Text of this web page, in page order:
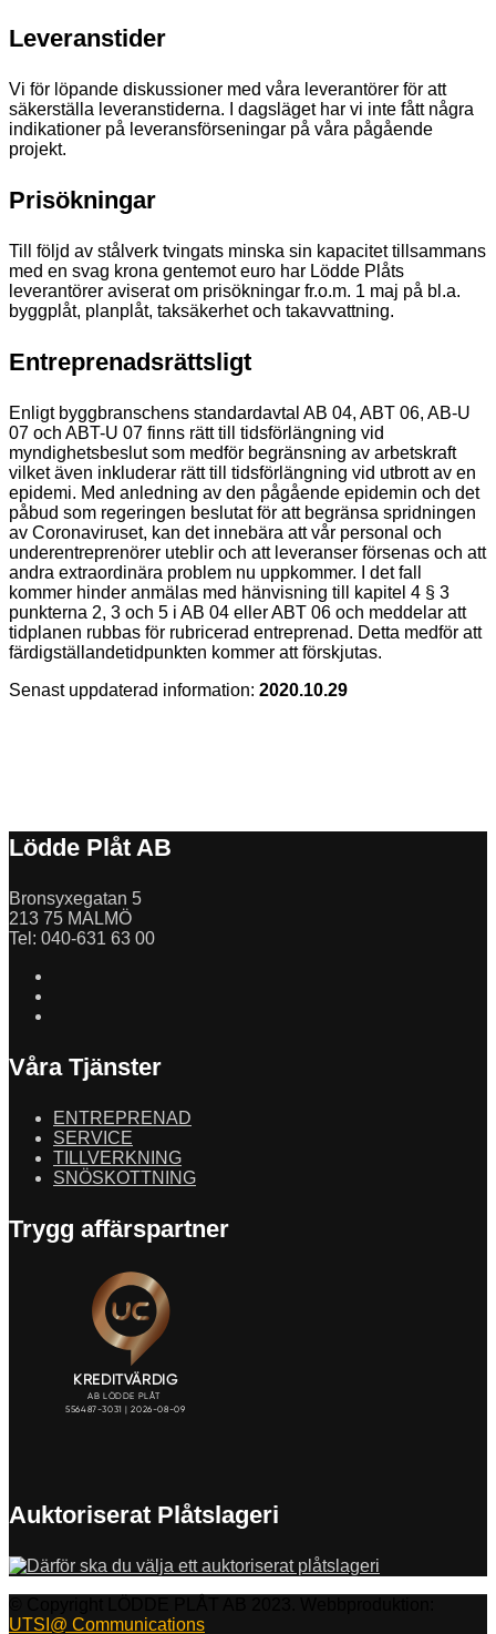
Leveranstider
Vi för löpande diskussioner med våra leverantörer för att
säkerställa leveranstiderna. I dagsläget har vi inte fått några
indikationer på leveransförseningar på våra pågående
projekt.
Prisökningar
Till följd av stålverk tvingats minska sin kapacitet tillsammans
med en svag krona gentemot euro har Lödde Plåts
leverantörer aviserat om prisökningar fr.o.m. 1 maj på bl.a.
byggplåt, planplåt, taksäkerhet och takavvattning.
Entreprenadsrättsligt
Enligt byggbranschens standardavtal AB 04, ABT 06, AB-U
07 och ABT-U 07 finns rätt till tidsförlängning vid
myndighetsbeslut som medför begränsning av arbetskraft
vilket även inkluderar rätt till tidsförlängning vid utbrott av en
epidemi. Med anledning av den pågående epidemin och det
påbud som regeringen beslutat för att begränsa spridningen
av Coronaviruset, kan det innebära att vår personal och
underentreprenörer uteblir och att leveranser försenas och att
andra extraordinära problem nu uppkommer. I det fall
kommer hinder anmälas med hänvisning till kapitel 4 § 3
punkterna 2, 3 och 5 i AB 04 eller ABT 06 och meddelar att
tidplanen rubbas för rubricerad entreprenad. Detta medför att
färdigställandetidpunkten kommer att förskjutas.
Senast uppdaterad information: 2020.10.29
Lödde Plåt AB
Bronsyxegatan 5
213 75 MALMÖ
Tel: 040-631 63 00
Våra Tjänster
ENTREPRENAD
SERVICE
TILLVERKNING
SNÖSKOTTNING
Trygg affärspartner
Auktoriserat Plåtslageri
UTSI@ Communications